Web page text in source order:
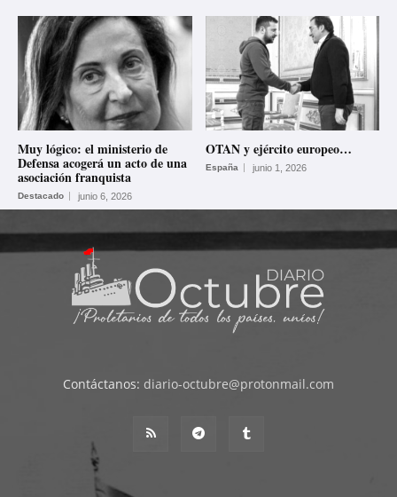
Muy lógico: el ministerio de
Defensa acogerá un acto de una
asociación franquista
Destacado junio 6, 2026
OTAN y ejército europeo…
España junio 1, 2026
Contáctanos: diario-octubre@protonmail.com